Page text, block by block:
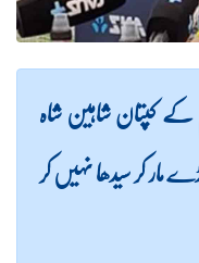
پاکستان ٹی 20 ٹیم کے کپتان شاہین شاہ
کر سیدھا نہیں کر